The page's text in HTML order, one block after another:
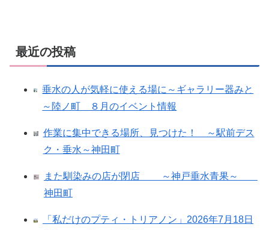
最近の投稿
垂水の人が気軽に使える場に～ギャラリー器みと
～陸ノ町 ８月のイベント情報
作業に集中できる場所、見つけた！ ～駅前デス
ク・垂水～神田町
また馴染みの店が閉店 ～神戸垂水青果～
神田町
「私だけのプティ・トリアノン」2026年7月18日